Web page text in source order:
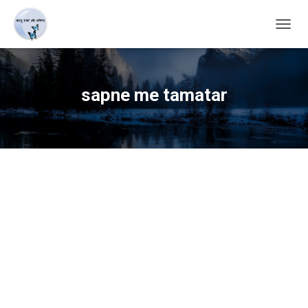
sapne me tamatar